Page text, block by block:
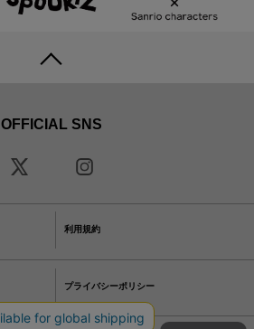
OFFICIAL SNS
利用規約
プライバシーポリシー